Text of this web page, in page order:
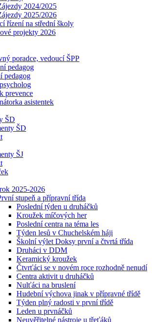
2024/2025
2025/2026
řízení na střední školy
projekty 2026
poradce, vedoucí ŠPP
pedagog
pedagog
prevence
asistentek
ŠD
ŠD
ŠJ
2025-2026
stupeň a přípravní třída
Poslední týden u druháčků
Kroužek míčových her
Poslední centra na téma les
Týden lesů v Chuchelském háji
Školní výlet Doksy první a čtvrtá třída
Druháci v DDM
Keramický kroužek
Čtvrťáci se v novém roce rozhodně nenudí
Centra aktivit u druháčků
Nulťáci na bruslení
Hudební výchova jinak v přípravné třídě
Týden plný radosti v první třídě
Leden u prvnáčků
Neuvěřitelné nástroje u třeťáků